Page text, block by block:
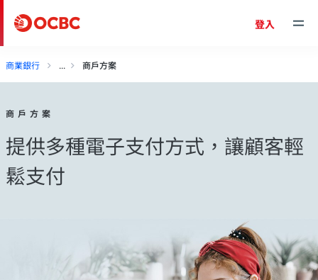
登入
商業銀行 商戶方案
商戶方案
提供多種電子支付方式，讓顧客輕
鬆支付